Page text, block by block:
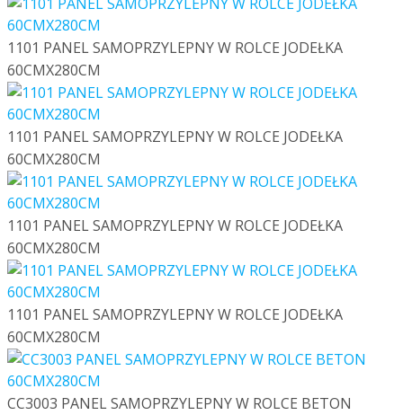
1101 PANEL SAMOPRZYLEPNY W ROLCE JODEŁKA
60CMX280CM
1101 PANEL SAMOPRZYLEPNY W ROLCE JODEŁKA
60CMX280CM
1101 PANEL SAMOPRZYLEPNY W ROLCE JODEŁKA
60CMX280CM
1101 PANEL SAMOPRZYLEPNY W ROLCE JODEŁKA
60CMX280CM
CC3003 PANEL SAMOPRZYLEPNY W ROLCE BETON